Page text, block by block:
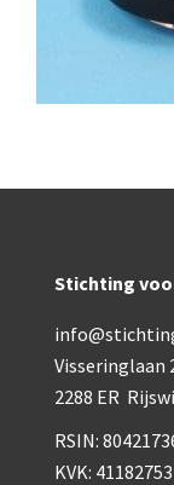
Stichting
Visseringlaan
2288 ER
RSIN:
KVK: 41182753